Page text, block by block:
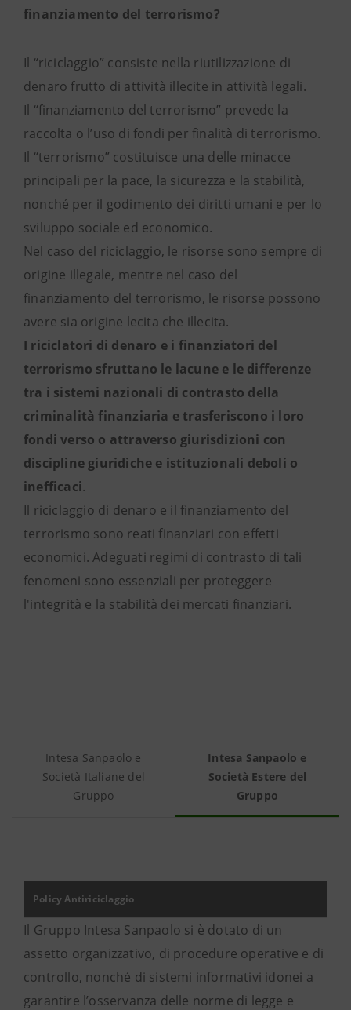
finanziamento del terrorismo?
Il “riciclaggio” consiste nella riutilizzazione di
denaro frutto di attività illecite in attività legali.
Il “finanziamento del terrorismo” prevede la
raccolta o l’uso di fondi per finalità di terrorismo.
Il “terrorismo” costituisce una delle minacce
principali per la pace, la sicurezza e la stabilità,
nonché per il godimento dei diritti umani e per lo
sviluppo sociale ed economico.
Nel caso del riciclaggio, le risorse sono sempre di
origine illegale, mentre nel caso del
finanziamento del terrorismo, le risorse possono
avere sia origine lecita che illecita.
I riciclatori di denaro e i finanziatori del
terrorismo sfruttano le lacune e le differenze
tra i sistemi nazionali di contrasto della
criminalità finanziaria e trasferiscono i loro
fondi verso o attraverso giurisdizioni con
discipline giuridiche e istituzionali deboli o
inefficaci.
Il riciclaggio di denaro e il finanziamento del
terrorismo sono reati finanziari con effetti
economici. Adeguati regimi di contrasto di tali
fenomeni sono essenziali per proteggere
l'integrità e la stabilità dei mercati finanziari.
Intesa Sanpaolo e
Società Italiane del
Gruppo
Intesa Sanpaolo e
Società Estere del
Gruppo
Policy Antiriciclaggio
Il Gruppo Intesa Sanpaolo si è dotato di un
assetto organizzativo, di procedure operative e di
controllo, nonché di sistemi informativi idonei a
garantire l’osservanza delle norme di legge e